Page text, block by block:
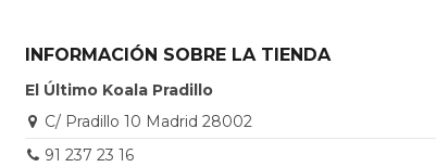
INFORMACIÓN SOBRE LA TIENDA
El Último Koala Pradillo
C/ Pradillo 10 Madrid 28002
91 237 23 16